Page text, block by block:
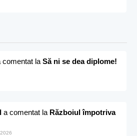
comentat la Să ni se dea diplome!
a comentat la Războiul împotriva